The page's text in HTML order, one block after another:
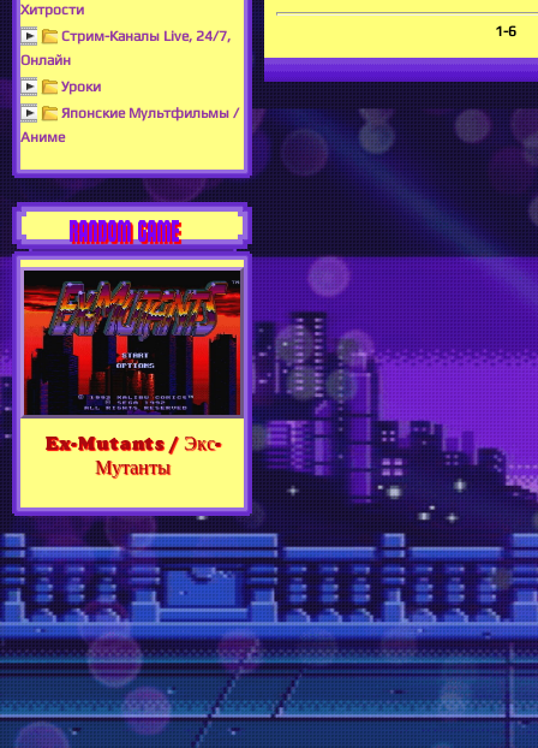
Хитрости
Стрим-Каналы Live, 24/7,
Онлайн
Уроки
Японские Мультфильмы /
Аниме
RANDOM GAME
Ex-Mutants / Экс-
Мутанты
1-6